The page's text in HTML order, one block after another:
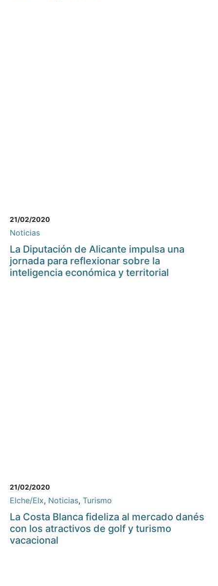
21/02/2020
Noticias
La Diputación de Alicante impulsa una
jornada para reflexionar sobre la
inteligencia económica y territorial
21/02/2020
Elche/Elx, Noticias, Turismo
La Costa Blanca fideliza al mercado danés
con los atractivos de golf y turismo
vacacional